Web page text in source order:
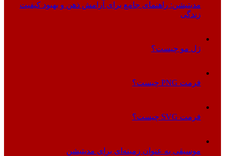
مدیتیشن: راهنمای جامع برای آرامش ذهن و بهبود کیفیت
زندگی
ژل مو چیست؟
فرمت PNG چیست؟
فرمت SVG چیست؟
موسیقی به عنوان زمینه‌ای برای مدیتیشن